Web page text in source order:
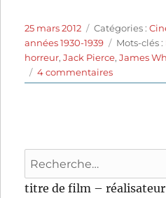
Publié
le
25 mars 2012 Catégories
Catégories :
années 1930-1939
Étiquettes
Mots-clés :
horreur,Jack Pierce,James
4 commentairessur
Recherche
pour
titre de film –